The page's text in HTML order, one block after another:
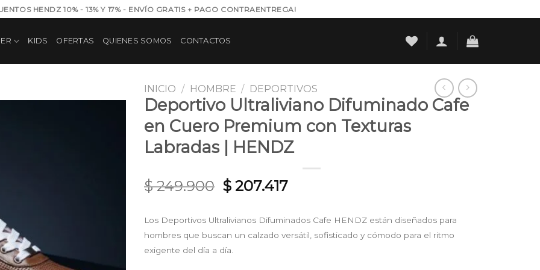
HENDZ 10% - 13% Y 17% - ENVÍO GRATIS + PAGO CONTRAENTREGA!
KIDS OFERTAS QUIENES SOMOS CONTACTOS
INICIO / HOMBRE / DEPORTIVOS
Deportivo Ultraliviano Difuminado Cafe
en Cuero Premium con Texturas
Labradas | HENDZ
$249.900 Original
was:
$ 249.900.
$ 207.417Current
is:
$ 207.417.
Los Deportivos Ultralivianos Difuminados Cafe HENDZ están diseñados para
hombres que buscan un calzado versátil, sofisticado y cómodo para el ritmo
exigente del día a día.